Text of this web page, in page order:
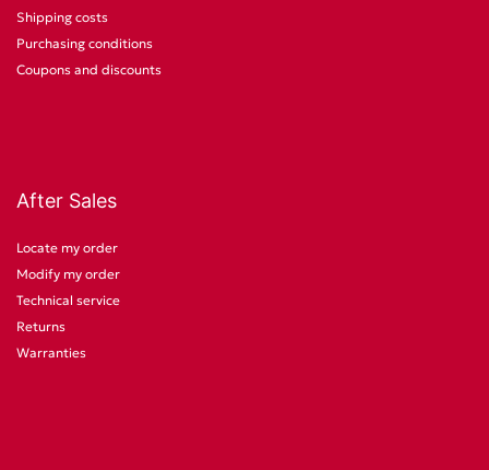
Shipping costs
Purchasing conditions
Coupons and discounts
After Sales
Locate my order
Modify my order
Technical service
Returns
Warranties